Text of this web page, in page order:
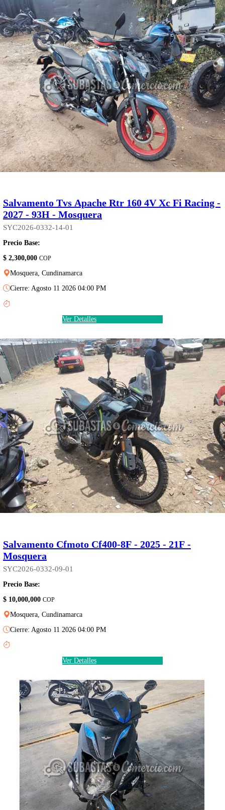
Salvamento Tvs Apache Rtr 160 4V Xc Fi Racing -
2027 - 93H - Mosquera
SYC2026-0332-14-01
Precio Base:
$ 2,300,000 COP
Mosquera, Cundinamarca
Cierre: Agosto 11 2026 04:00 PM
Ver Detalles
Salvamento Cfmoto Cf400-8F - 2025 - 21F -
Mosquera
SYC2026-0332-09-01
Precio Base:
$ 10,000,000 COP
Mosquera, Cundinamarca
Cierre: Agosto 11 2026 04:00 PM
Ver Detalles